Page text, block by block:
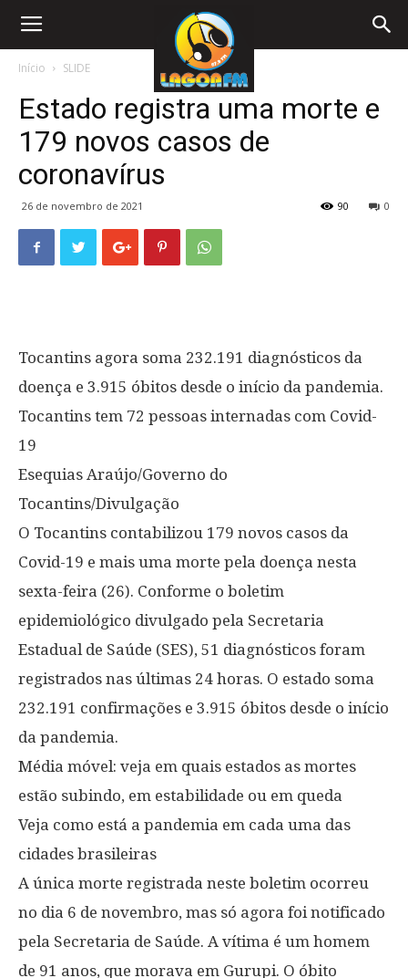
Início SLIDE
Estado registra uma morte e
179 novos casos de
coronavírus
26 de novembro de 2021 0
90
Tocantins agora soma 232.191 diagnósticos da
doença e 3.915 óbitos desde o início da pandemia.
Tocantins tem 72 pessoas internadas com Covid-
19
Esequias Araújo/Governo do
Tocantins/Divulgação
O Tocantins contabilizou 179 novos casos da
Covid-19 e mais uma morte pela doença nesta
sexta-feira (26). Conforme o boletim
epidemiológico divulgado pela Secretaria
Estadual de Saúde (SES), 51 diagnósticos foram
registrados nas últimas 24 horas. O estado soma
232.191 confirmações e 3.915 óbitos desde o início
da pandemia.
Média móvel: veja em quais estados as mortes
estão subindo, em estabilidade ou em queda
Veja como está a pandemia em cada uma das
cidades brasileiras
A única morte registrada neste boletim ocorreu
no dia 6 de novembro, mas só agora foi notificado
pela Secretaria de Saúde. A vítima é um homem
de 91 anos, que morava em Gurupi. O óbito